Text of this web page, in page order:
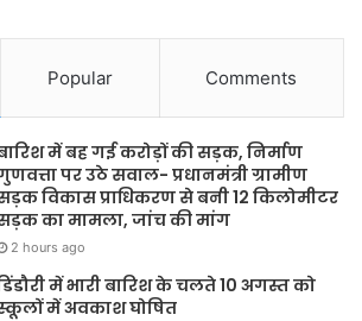
Popular Comments
में बह गई करोड़ों की सड़क, निर्माण
पर उठे सवाल- प्रधानमंत्री ग्रामीण
विकास प्राधिकरण से बनी 12 किलोमीटर
का मामला, जांच की मांग
2 hours ago
में भारी बारिश के चलते 10 अगस्त को
में अवकाश घोषित